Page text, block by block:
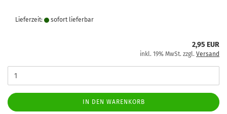
Lieferzeit: sofort lie­fer­bar
2,95 EUR
inkl. 19% MwSt. zzgl. Versand
IN DEN WARENKORB